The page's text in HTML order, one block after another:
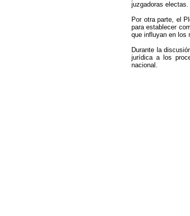
juzgadoras electas.
Por otra parte, el
para establecer
que influyan en los
Durante la
jurídica a los
nacional.